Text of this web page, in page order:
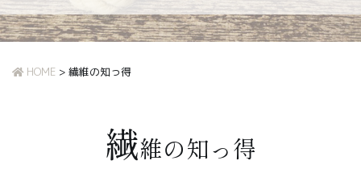
HOME > 繊維の知っ得
繊維の知っ得